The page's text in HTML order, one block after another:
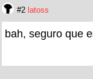
#2 latoss
bah, seguro que